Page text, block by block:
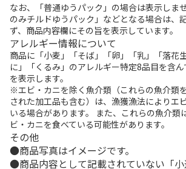
なお、「普通ゆうパック」の場合は表示しま
のみチルドゆうパック」などとなる場合は、
ず、商品内容欄にその旨を表示しています。
アレルギー情報について
商品に「小麦」「そば」「卵」「乳」「落花
に」「くるみ」のアレルギー特定8品目を含
を表示します。
※エビ・カニを除く魚介類（これらの魚介類
された加工品も含む）は、漁獲漁法によりエ
いる場合があります。 また、これらの魚介類
ビ・カニを食べている可能性があります。
その他
商品写真はイメージです。
商品内容として記載されていない「